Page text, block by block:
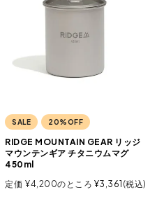
SALE 20%OFF
RIDGE MOUNTAIN GEAR リッジ
マウンテンギア チタニウムマグ
450ml
定価 ¥4,200のところ ¥3,361 税込